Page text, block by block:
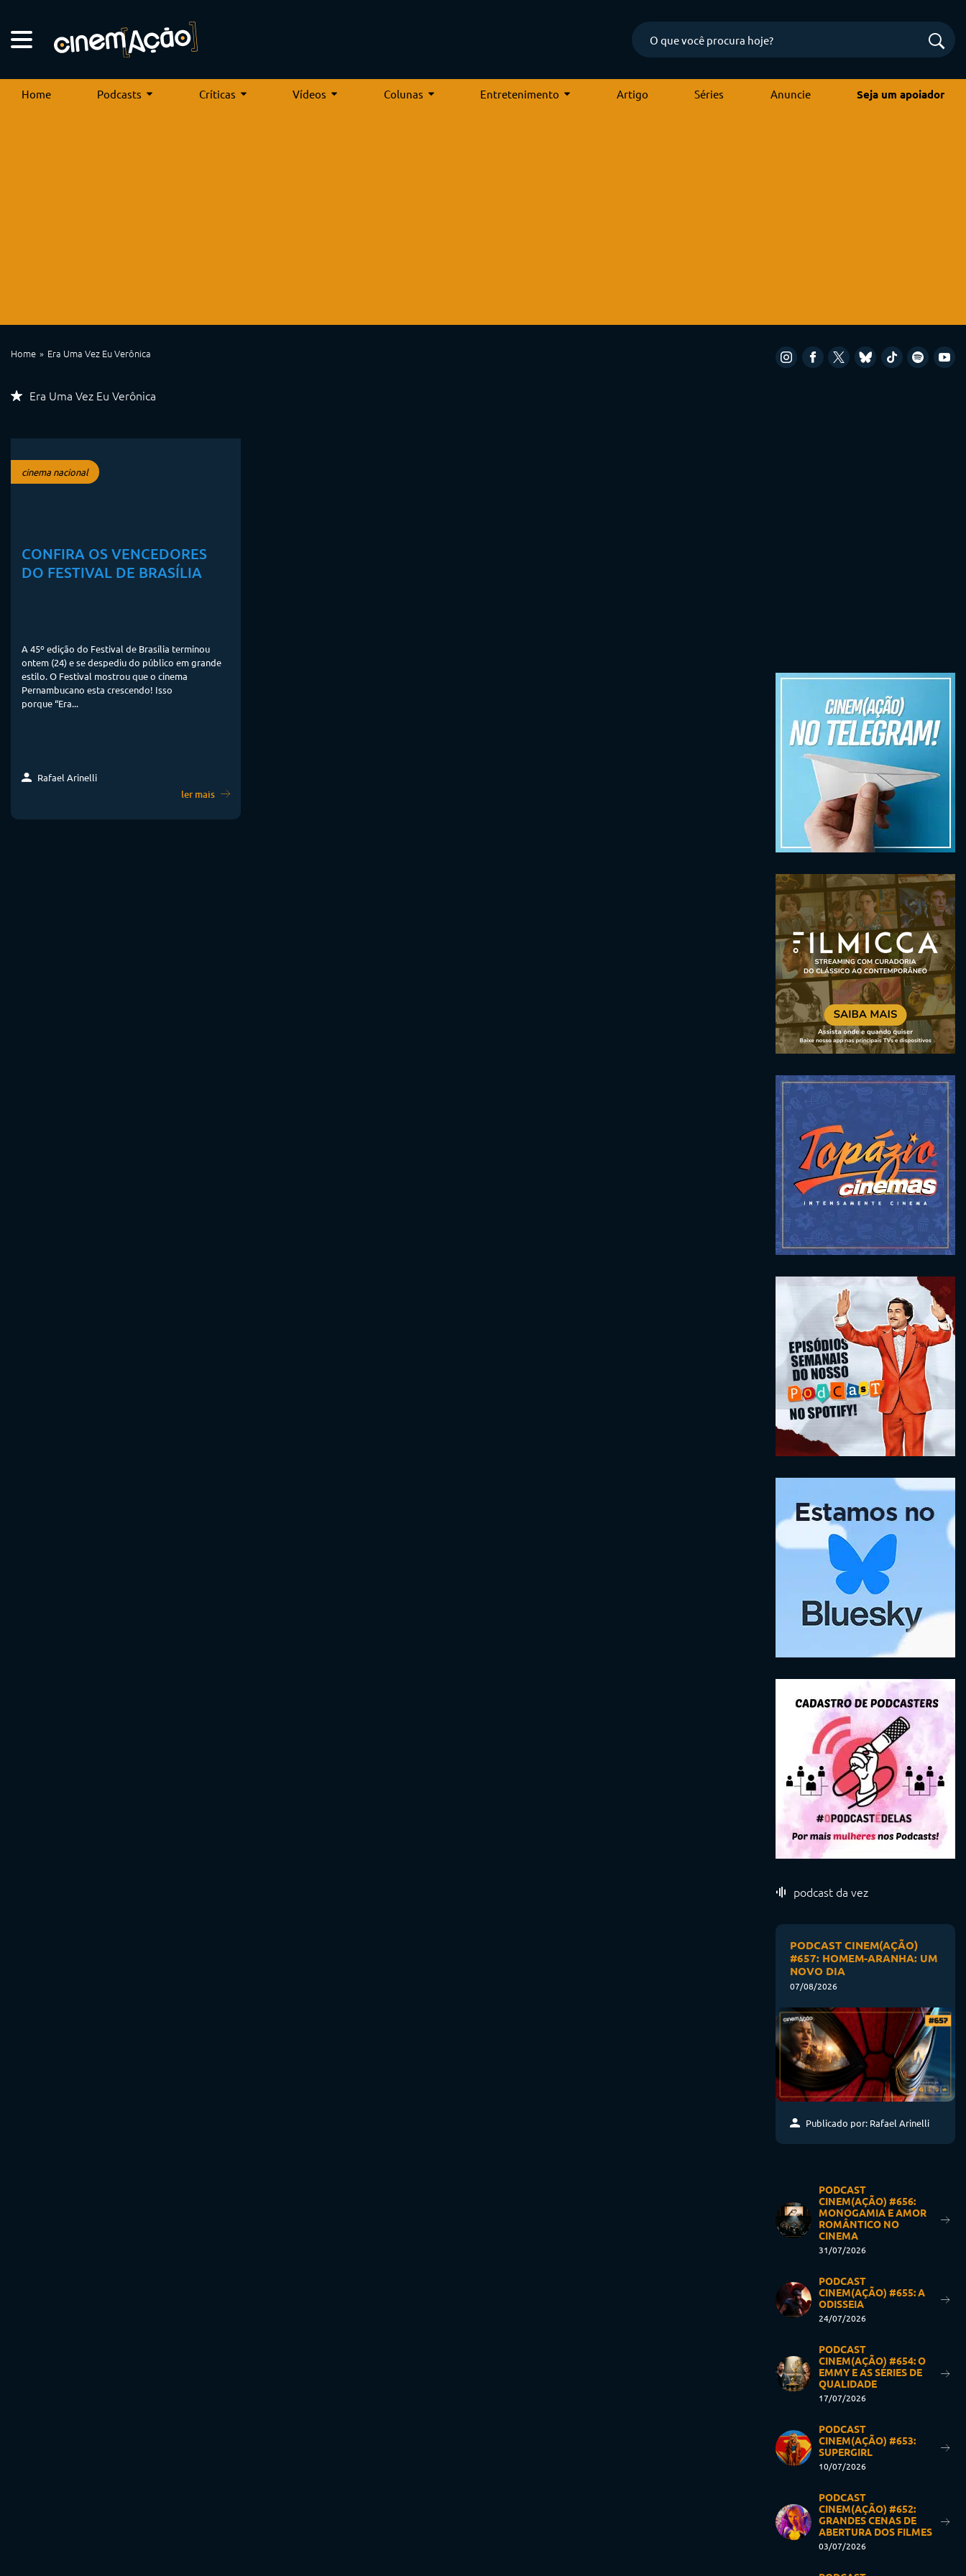
Home Podcasts Críticas Vídeos Colunas Entretenimento Artigo Séries Anuncie Seja um apoiador
Home Era Uma Vez Eu Verônica
Era Uma Vez Eu Verônica
cinema nacional
CONFIRA OS VENCEDORES
DO FESTIVAL DE BRASÍLIA
A 45º edição do Festival de Brasília terminou
ontem (24) e se despediu do público em grande
estilo. O Festival mostrou que o cinema
Pernambucano esta crescendo! Isso
porque “Era...
Rafael Arinelli
ler mais
podcast da vez
PODCAST CINEM(AÇÃO)
#657: HOMEM-ARANHA: UM
NOVO DIA
07/08/2026
Publicado por: Rafael Arinelli
PODCAST
CINEM(AÇÃO) #656:
MONOGAMIA E AMOR
ROMÂNTICO NO
CINEMA
31/07/2026
PODCAST
CINEM(AÇÃO) #655: A
ODISSEIA
24/07/2026
PODCAST
CINEM(AÇÃO) #654: O
EMMY E AS SÉRIES DE
QUALIDADE
17/07/2026
PODCAST
CINEM(AÇÃO) #653:
SUPERGIRL
10/07/2026
PODCAST
CINEM(AÇÃO) #652:
GRANDES CENAS DE
ABERTURA DOS FILMES
03/07/2026